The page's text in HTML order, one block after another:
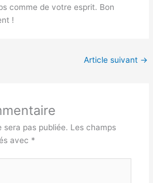
comme de votre esprit. Bon
!
Article suivant →
sera pas publiée. Les champs
avec *